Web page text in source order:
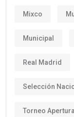
Mixco
Municipal
Real Madrid
Selección
Torneo Apertura